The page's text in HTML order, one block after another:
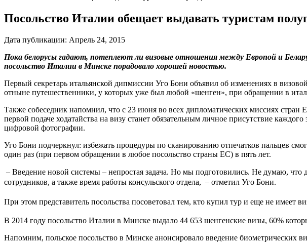
Посольство Италии обещает выдавать туристам
Дата публикации: Апрель 24, 2015
Пока белорусы гадают, потеплеют ли визовые отношения между Европой и
посольство Италии в Минске порадовало хорошей новостью.
Первый секретарь итальянской дипмиссии Уго Бони объявил об изменениях в
отныне путешественники, у которых уже был любой «шенген», при обращении в
Также собеседник напомнил, что с 23 июня во всех дипломатических миссиях стран
первой подаче ходатайства на визу станет обязательным личное присутствие
цифровой фотографии.
Уго Бони подчеркнул: избежать процедуры по сканированию отпечатков пальцев
один раз (при первом обращении в любое посольство страны ЕС) в пять лет.
– Введение новой системы – непростая задача. Но мы подготовились. Не думаю,
сотрудников, а также время работы консульского отдела, – отметил Уго Бони.
При этом представитель посольства посоветовал тем, кто купил тур и еще не имеет
В 2014 году посольство Италии в Минске выдало 44 653 шенгенские визы, 60%
Напомним, польское посольство в Минске анонсировало введение биометрических